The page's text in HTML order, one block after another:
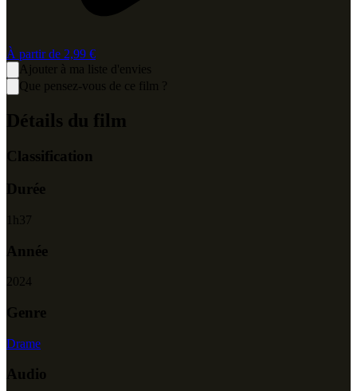
À partir de 2,99 €
Ajouter à ma liste d'envies
Que pensez-vous de ce film ?
Détails du film
Classification
Durée
1 h 37
Année
2024
Genre
Drame
Audio